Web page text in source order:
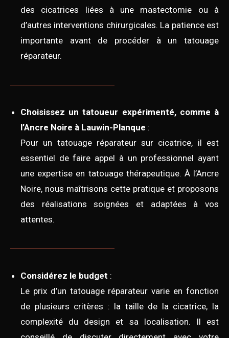
des cicatrices liées à une mastectomie ou à
d’autres interventions chirurgicales. La patience est
importante avant de procéder à un tatouage
réparateur.
Choisissez un tatoueur expérimenté, comme à
l’Ancre Noire à Lauwin-Planque :
Pour un tatouage réparateur sur cicatrice, il est
essentiel de faire appel à un professionnel ayant
une expertise en tatouage thérapeutique. À l’Ancre
Noire, nous maîtrisons cette pratique et proposons
des réalisations soignées et adaptées à vos
attentes.
Considérez le budget :
Le prix d’un tatouage réparateur varie en fonction
de plusieurs critères : la taille de la cicatrice, la
complexité du design et sa localisation. Il est